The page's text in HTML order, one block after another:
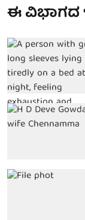
ಈ ವಿಭಾಗದ